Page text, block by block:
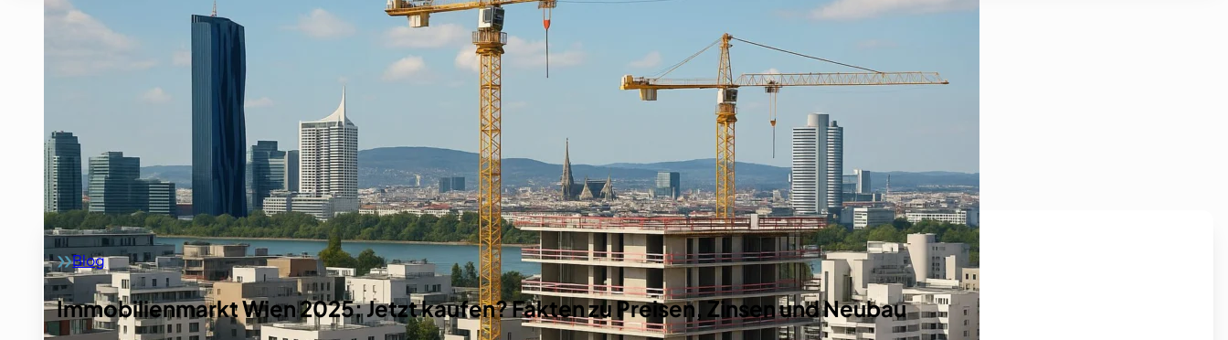
Home
Blog
Immobilienmarkt Wien 2025: Jetzt kaufen? Fakten zu Preisen, Zinsen und Neubau